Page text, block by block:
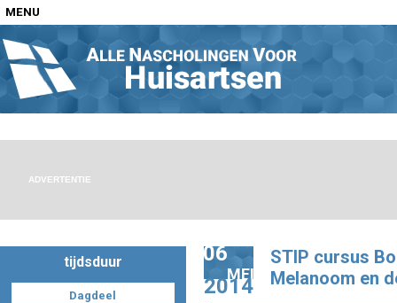
MENU
Home
Nascholingen op locatie (agenda)
Nascholingen online (elearning)
ADVERTENTIE
tijdsduur
Dagdeel
06
MEI
2014
STIP cursus
Melanoom en